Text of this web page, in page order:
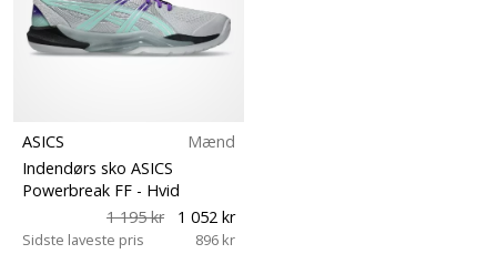
ASICS
Mænd
Indendørs sko ASICS
Powerbreak FF - Hvid
1 195 kr
1 052 kr
Sidste laveste pris 896 kr